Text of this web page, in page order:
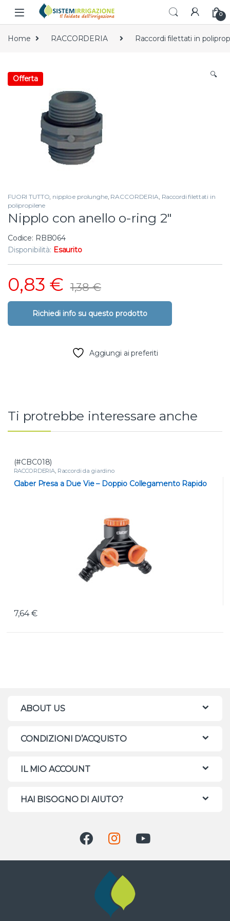
Skip to navigation
Skip to content
0
Home RACCORDERIA Raccordi filettati in
Offerta 🔍
FUORI TUTTO, nipplo e prolunghe, RACCORDERIA, Raccordi filettati in
polipropilene
Nipplo con anello o-ring 2″
Codice: RBB064
Disponibilità: Esaurito
0,83 € 1,38€
Aggiungi ai preferiti
Ti protrebbe interessare anche
(#CBC018)
RACCORDERIA, Raccordi da giardino
Claber Presa a Due Vie – Doppio Collegamento Rapido
7,64€
ABOUT US
CONDIZIONI D’ACQUISTO
IL MIO ACCOUNT
HAI BISOGNO DI AIUTO?